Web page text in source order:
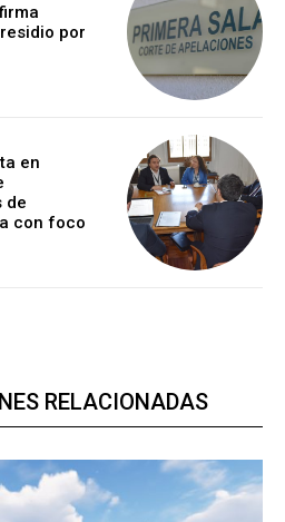
por
en
de
con foco
RELACIONADAS